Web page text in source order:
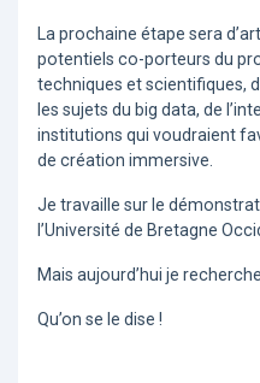
La prochaine étape sera
potentiels co-porteurs du
techniques et scientifiques,
les sujets du big data, de
institutions qui voudraient
de création immersive.
Je travaille sur le
l’Université de Bretagne
Mais aujourd’hui je
Qu’on se le dise !